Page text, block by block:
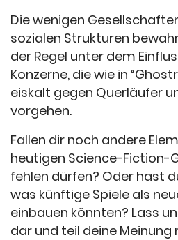
Die wenigen
sozialen Strukturen
der Regel unter dem
Konzerne, die wie in
eiskalt gegen Querläufer
vorgehen.
Fallen dir noch andere
heutigen Science-Fiction-
fehlen dürfen? Oder hast
was künftige Spiele als
einbauen könnten? Lass
dar und teil deine Meinung